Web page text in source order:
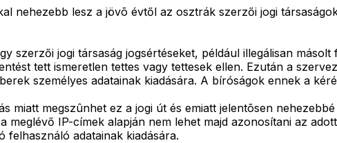
nehezebb lesz a jövõ évtől az osztrák szerzői jogi
szerzői jogi társaság jogsértéseket, például illegálisan
tett ismeretlen tettes vagy tettesek ellen. Ezután a
személyes adatainak kiadására. A bíróságok ennek a
miatt megszûnhet ez a jogi út és emiatt jelentõsen
meglévő IP-címek alapján nem lehet majd azonosítani az
felhasználó adatainak kiadására.